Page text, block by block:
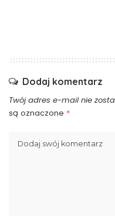
Dodaj komentarz
Twój adres e-mail nie
są oznaczone *